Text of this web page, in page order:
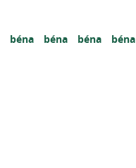
béna béna béna béna